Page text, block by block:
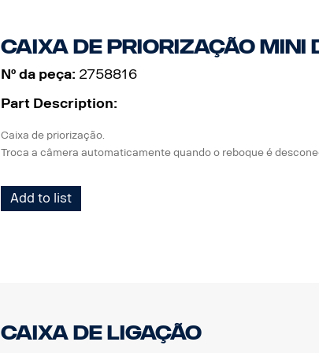
Caixa de priorização MINI
Nº da peça: 2758816
Part Description:
Caixa de priorização.
Troca a câmera automaticamente quando o reboque é
Add to list
Caixa de ligação